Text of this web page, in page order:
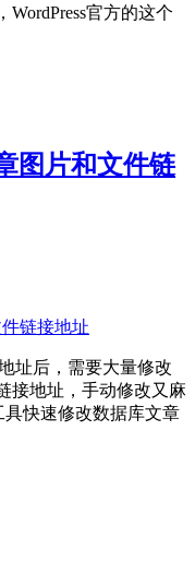
官方的这个
图片和文件链
址后，需要大量修改
接地址，手动修改又麻
快速修改数据库文章